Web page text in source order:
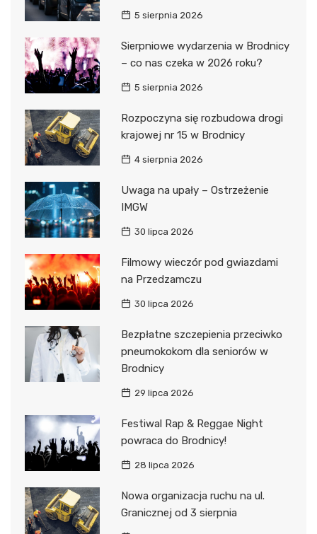
5 sierpnia 2026
Sierpniowe wydarzenia w Brodnicy
– co nas czeka w 2026 roku?
5 sierpnia 2026
Rozpoczyna się rozbudowa drogi
krajowej nr 15 w Brodnicy
4 sierpnia 2026
Uwaga na upały – Ostrzeżenie
IMGW
30 lipca 2026
Filmowy wieczór pod gwiazdami
na Przedzamczu
30 lipca 2026
Bezpłatne szczepienia przeciwko
pneumokokom dla seniorów w
Brodnicy
29 lipca 2026
Festiwal Rap & Reggae Night
powraca do Brodnicy!
28 lipca 2026
Nowa organizacja ruchu na ul.
Granicznej od 3 sierpnia